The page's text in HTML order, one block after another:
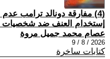
(4) مفارقة دونالد ترامب عدم
إستخدام العنف ضد شخصيات
عصام محمد جميل مروة
2026 / 8 / 9
كتابات ساخرة